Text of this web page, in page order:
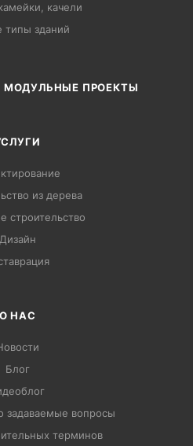
качели
типы зданий
МОДУЛЬНЫЕ ПРОЕКТЫ
из дерева
строительство
Дизайн
О НАС
Блог
задаваемые вопросы
терминов